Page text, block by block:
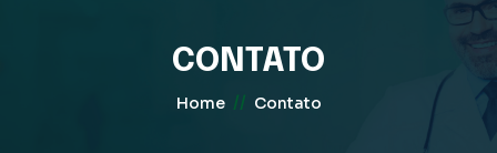
CONTATO
Home // Contato